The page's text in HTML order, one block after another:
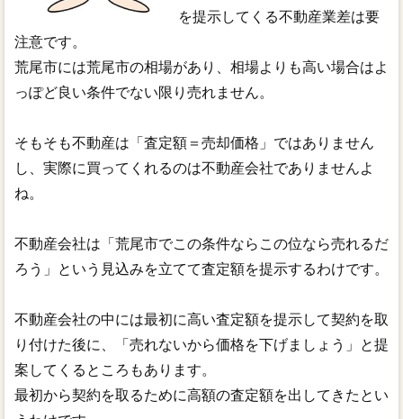
を提示してくる不動産業差は要
注意です。
荒尾市には荒尾市の相場があり、相場よりも高い場合はよ
っぽど良い条件でない限り売れません。
そもそも不動産は「査定額＝売却価格」ではありません
し、実際に買ってくれるのは不動産会社でありませんよ
ね。
不動産会社は「荒尾市でこの条件ならこの位なら売れるだ
ろう」という見込みを立てて査定額を提示するわけです。
不動産会社の中には最初に高い査定額を提示して契約を取
り付けた後に、「売れないから価格を下げましょう」と提
案してくるところもあります。
最初から契約を取るために高額の査定額を出してきたとい